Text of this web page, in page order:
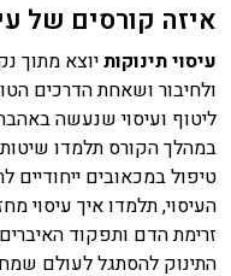
איזה קורסים של
עיסוי תינוקותיוצא מתוך
ולחיבור ושאחת הדרכים
ליטוף ועיסוי שנעשה
במהלך הקורס תלמדו שיטות
טיפול במכאובים ייחודיים
העיסוי, תלמדו איך עיסוי
זרימת הדם ותפקוד
התינוק להסתגל לעולם